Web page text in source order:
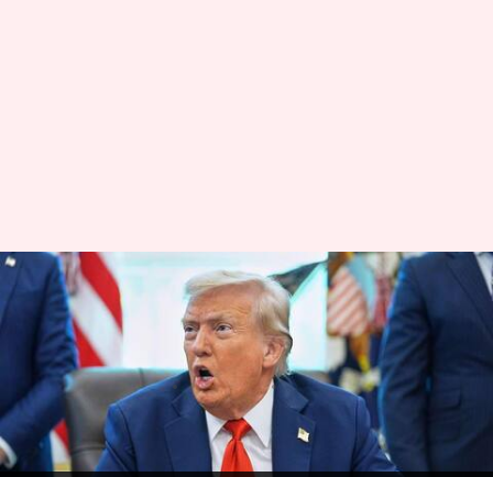
Donald Trump: చైనీస్‌ విద్యార్థులపై
ట్రంప్‌ యూటర్న్‌.. అమెరికాలోకి 6
లక్షల మందికి ఆహ్వానం
వ్రాసిన వారు Sirish Praharaju Aug 26, 2025 03:35 pm
ఈ వార్తాకథనం ఏంటి